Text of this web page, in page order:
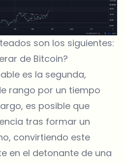
son los siguientes:
de Bitcoin?
es la segunda,
rango por un tiempo
es posible que
tras formar un
convirtiendo este
en el detonante de una